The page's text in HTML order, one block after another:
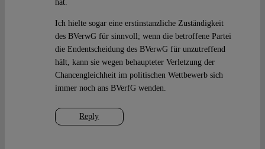
Reply
hat.
Ich hielte sogar eine erstinstanzliche Zuständigkeit
des BVerwG für sinnvoll; wenn die betroffene Partei
die Endentscheidung des BVerwG für unzutreffend
hält, kann sie wegen behaupteter Verletzung der
Chancengleichheit im politischen Wettbewerb sich
immer noch ans BVerfG wenden.